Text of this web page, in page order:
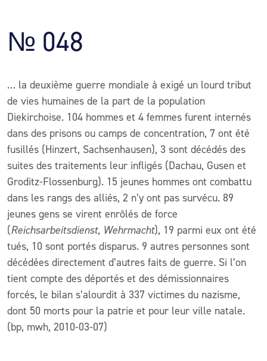
№ 048
… la deuxième guerre mondiale à exigé un lourd tribut
de vies humaines de la part de la population
Diekirchoise. 104 hommes et 4 femmes furent internés
dans des prisons ou camps de concentration, 7 ont été
fusillés (Hinzert, Sachsenhausen), 3 sont décédés des
suites des traitements leur infligés (Dachau, Gusen et
Groditz-Flossenburg). 15 jeunes hommes ont combattu
dans les rangs des alliés, 2 n’y ont pas survécu. 89
jeunes gens se virent enrôlés de force
(Reichsarbeitsdienst, Wehrmacht), 19 parmi eux ont été
tués, 10 sont portés disparus. 9 autres personnes sont
décédées directement d’autres faits de guerre. Si l’on
tient compte des déportés et des démissionnaires
forcés, le bilan s’alourdit à 337 victimes du nazisme,
dont 50 morts pour la patrie et pour leur ville natale.
(bp, mwh, 2010-03-07)